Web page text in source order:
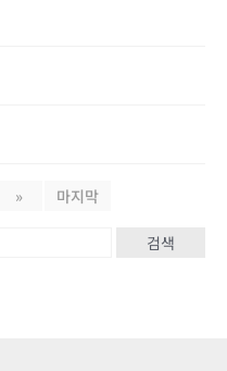
» 마지막
검색